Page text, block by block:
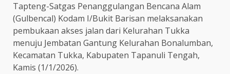
Tapteng-Satgas Penanggulangan Bencana Alam
(Gulbencal) Kodam I/Bukit Barisan melaksanakan
pembukaan akses jalan dari Kelurahan Tukka
menuju Jembatan Gantung Kelurahan Bonalumban,
Kecamatan Tukka, Kabupaten Tapanuli Tengah,
Kamis (1/1/2026).